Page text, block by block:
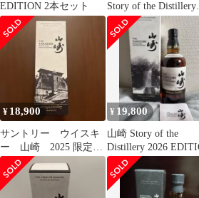
EDITION 2本セット
Story of the Distillery
2025
¥ 18,900
サントリー ウイスキ
ー 山崎 2025 限定
ストーリー オブ デ
ィスティラリー
¥ 19,800
山崎 Story of the
Distillery 2026